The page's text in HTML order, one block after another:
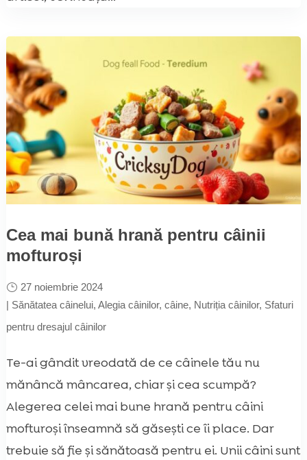
Cea mai bună hrană pentru câinii
mofturoși
27 noiembrie 2024
| Sănătatea câinelui, Alegia câinilor, câine, Nutriția câinilor, Sfaturi
pentru dresajul câinilor
Te-ai gândit vreodată de ce câinele tău nu
mănâncă mâncarea, chiar și cea scumpă?
Alegerea celei mai bune hrană pentru câini
mofturoși înseamnă să găsești ce îi place. Dar
trebuie să fie și sănătoasă pentru ei. Unii câini sunt